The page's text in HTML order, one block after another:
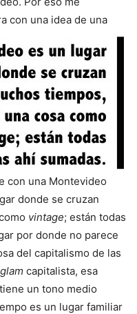
con una idea de una
con una Montevideo
donde se cruzan
vintage; están todas
por donde no parece
del capitalismo de las
glam capitalista, esa
un tono medio
es un lugar familiar